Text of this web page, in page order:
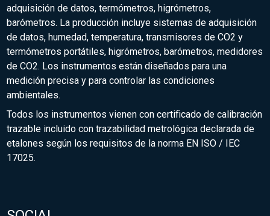
adquisición de datos, termómetros, higrómetros,
barómetros. La producción incluye sistemas de adquisición
de datos, humedad, temperatura, transmisores de CO2 y
termómetros portátiles, higrómetros, barómetros, medidores
de CO2. Los instrumentos están diseñados para una
medición precisa y para controlar las condiciones
ambientales.
Todos los instrumentos vienen con certificado de calibración
trazable incluido con trazabilidad metrológica declarada de
etalones según los requisitos de la norma EN ISO / IEC
17025.